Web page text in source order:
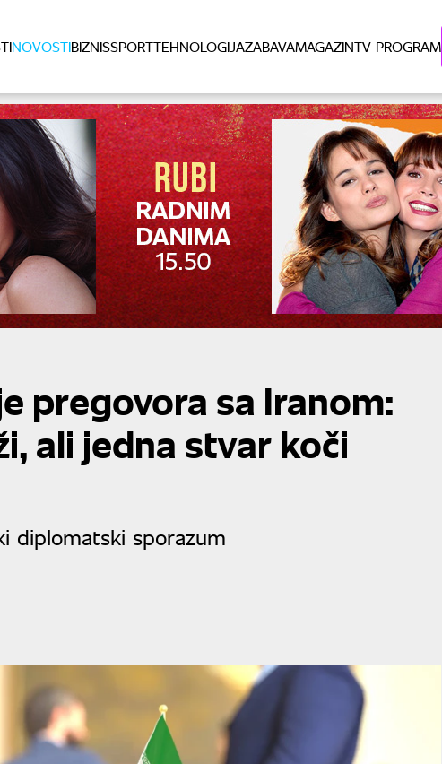
NOVOSTIBIZNISSPORTTEHNOLOGIJAZABAVAMAGAZINTV PROGRAM
pregovora sa Iranom:
ali jedna stvar koči
diplomatski sporazum